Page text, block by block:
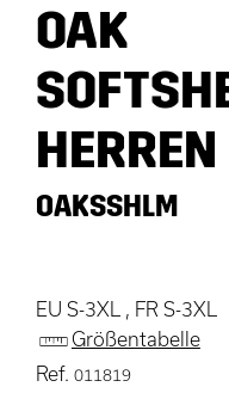
OAK
HERREN
OAKSSHLM
EU S-3XL , FR S-3XL
Größentabelle
Ref. 011819